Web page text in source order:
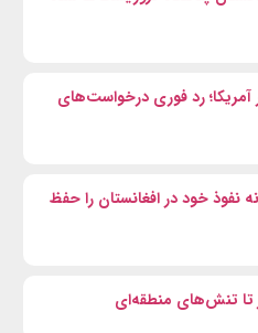
آمریکا؛ رد فوری درخواست‌های
نفوذ خود در افغانستان را حفظ
تا تنش‌های منطقه‌ای